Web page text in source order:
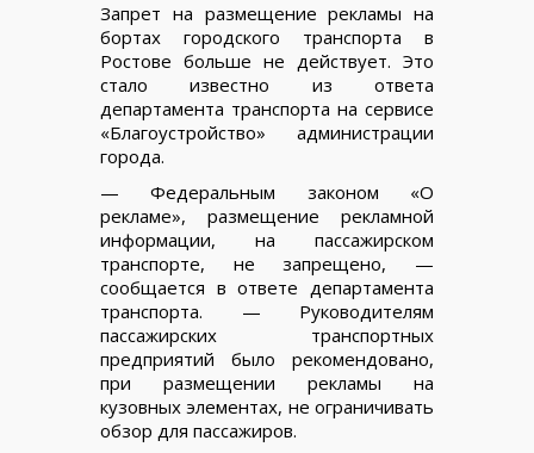
Запрет на размещение рекламы на
бортах городского транспорта в
Ростове больше не действует. Это
стало известно из ответа
департамента транспорта на сервисе
«Благоустройство» администрации
города.
— Федеральным законом «О
рекламе», размещение рекламной
информации, на пассажирском
транспорте, не запрещено, —
сообщается в ответе департамента
транспорта. — Руководителям
пассажирских транспортных
предприятий было рекомендовано,
при размещении рекламы на
кузовных элементах, не ограничивать
обзор для пассажиров.